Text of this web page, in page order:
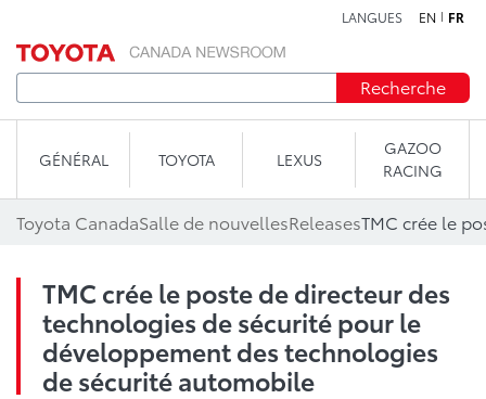
LANGUES EN FR
Recherche
GÉNÉRAL TOYOTA LEXUS
GAZOO
RACING
Toyota CanadaSalle de nouvellesReleases
TMC crée le poste de directeur des
technologies de sécurité pour le
développement des technologies
de sécurité automobile